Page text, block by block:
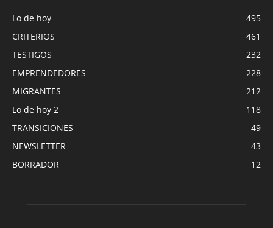
Lo de hoy
495
CRITERIOS
461
TESTIGOS
232
EMPRENDEDORES
228
MIGRANTES
212
Lo de hoy 2
118
TRANSICIONES
49
NEWSLETTER
43
BORRADOR
12